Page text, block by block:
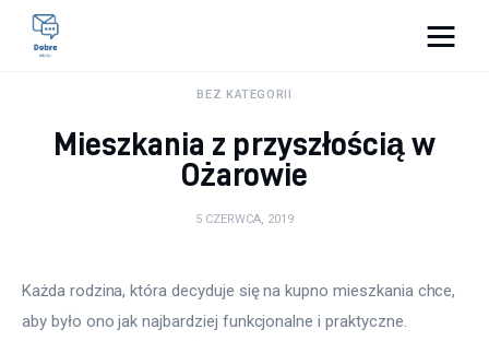
Lifestyle
Uroda
BEZ KATEGORII
Mieszkania z przyszłością w
Ożarowie
5 CZERWCA, 2019
Każda rodzina, która decyduje się na kupno mieszkania chce,
aby było ono jak najbardziej funkcjonalne i praktyczne.